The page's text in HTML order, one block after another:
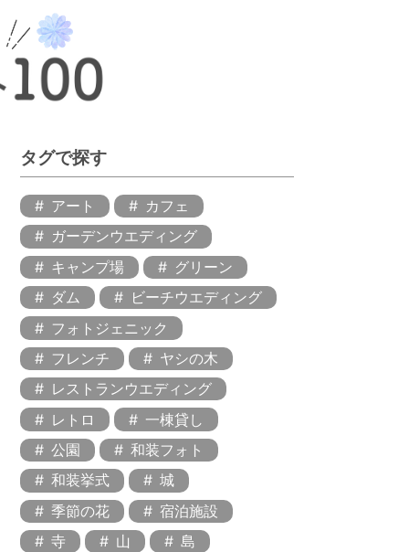
タグで探す
アート
カフェ
ガーデンウエディング
キャンプ場
グリーン
ダム
ビーチウエディング
フォトジェニック
フレンチ
ヤシの木
レストランウエディング
レトロ
一棟貸し
公園
和装フォト
和装挙式
城
季節の花
宿泊施設
寺
山
島